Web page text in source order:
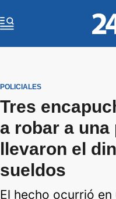
POLICIALES
Tres
a robar a una
llevaron el
sueldos
El hecho ocurrió